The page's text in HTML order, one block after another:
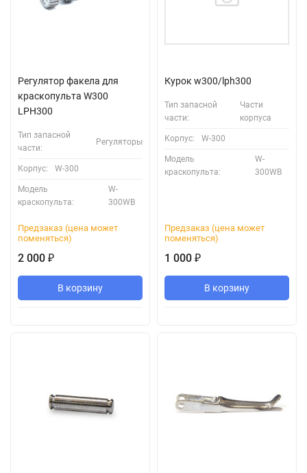
Регулятор факела для
краскопульта W300
LPH300
Тип запасной
части:
Регуляторы
Корпус: W-300
Модель
краскопульта:
W-
300WB
Предзаказ (цена может
поменяться)
2 000 ₽
В корзину
Курок w300/lph300
Тип запасной
части:
Части
корпуса
Корпус: W-300
Модель
краскопульта:
W-
300WB
Предзаказ (цена может
поменяться)
1 000 ₽
В корзину